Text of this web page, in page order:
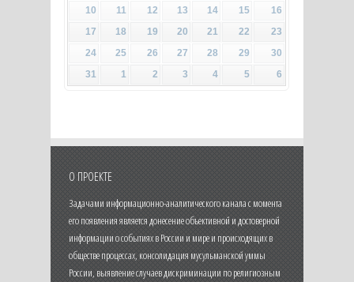
10
11 12 13 14 15
16
17
18 19 20 21 22
23
24
25 26 27 28 29
30
31
1 2 3 4 5 6
О ПРОЕКТЕ
Задачами информационно-аналитического канала с момента
его появления является донесение объективной и достоверной
информации о событиях в России и мире и происходящих в
обществе процессах, консолидация мусульманской уммы
России, выявление случаев дискриминации по религиозным